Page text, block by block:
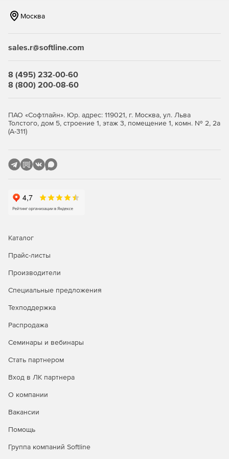
Москва
sales.r@softline.com
8 (495) 232-00-60
8 (800) 200-08-60
ПАО «Софтлайн». Юр. адрес: 119021, г. Москва, ул. Льва
Толстого, дом 5, строение 1, этаж 3, помещение 1, комн. № 2, 2а
(А-311)
Каталог
Прайс-листы
Производители
Специальные предложения
Техподдержка
Распродажа
Семинары и вебинары
Стать партнером
Вход в ЛК партнера
О компании
Вакансии
Помощь
Группа компаний Softline